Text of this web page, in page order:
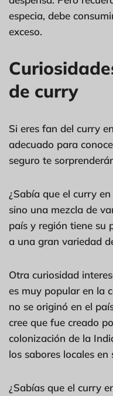
especia, debe
exceso.
de curry
Si eres fan del curry
adecuado para
seguro te
¿Sabía que el curry
sino una mezcla de
país y región tiene su
a una gran variedad
Otra curiosidad
es muy popular en la
no se originó en el
cree que fue creado
colonización de la
los sabores locales en
¿Sabías que el curry